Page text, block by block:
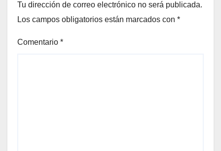
Tu dirección de correo electrónico no será publicada.
Los campos obligatorios están marcados con *
Comentario *